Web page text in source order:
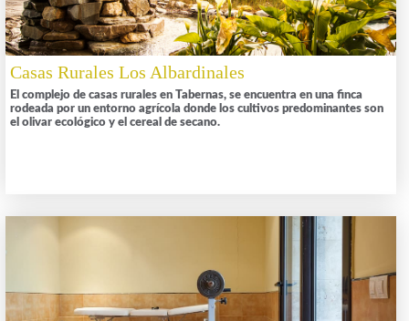
Casas Rurales Los Albardinales
El complejo de casas rurales en Tabernas, se encuentra en una finca
rodeada por un entorno agrícola donde los cultivos predominantes son
el olivar ecológico y el cereal de secano.